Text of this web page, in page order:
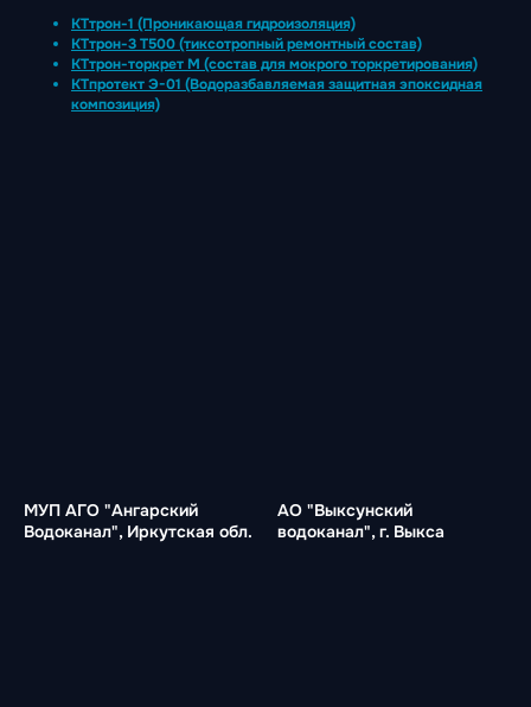
КТтрон-1 (Проникающая гидроизоляция)
КТтрон-3 Т500 (тиксотропный ремонтный состав)
КТтрон-торкрет М (состав для мокрого торкретирования)
КТпротект Э-01 (Водоразбавляемая защитная эпоксидная
композиция)
МУП АГО "Ангарский
Водоканал", Иркутская обл.
АО "Выксунский
водоканал", г. Выкса